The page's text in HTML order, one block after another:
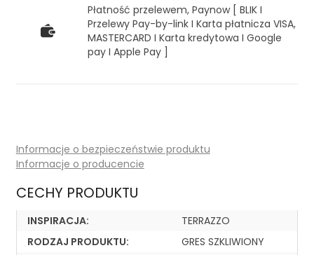
Płatność przelewem, Paynow [ BLIK I
Przelewy Pay-by-link I Karta płatnicza VISA,
MASTERCARD I Karta kredytowa I Google
pay I Apple Pay ]
Informacje o bezpieczeństwie produktu
Informacje o producencie
CECHY PRODUKTU
INSPIRACJA:
TERRAZZO
RODZAJ PRODUKTU:
GRES SZKLIWIONY